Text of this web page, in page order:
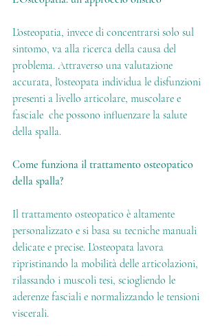
L'osteopatia, invece di concentrarsi solo sul
sintomo, va alla ricerca della causa del
problema. Attraverso una valutazione
accurata, l'osteopata individua le disfunzioni
presenti a livello articolare, muscolare e
fasciale  che possono influenzare la salute
della spalla.
Come funziona il trattamento osteopatico
della spalla?
Il trattamento osteopatico è altamente
personalizzato e si basa su tecniche manuali
delicate e precise. L'osteopata lavora
ripristinando la mobilità delle articolazioni,
rilassando i muscoli tesi, sciogliendo le
aderenze fasciali e normalizzando le tensioni
viscerali.